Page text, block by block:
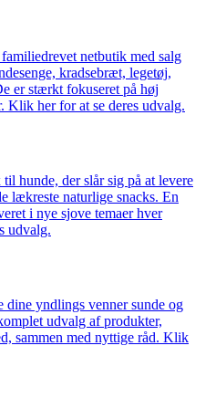
netbutik med salg
kradsebræt, legetøj,
er stærkt fokuseret på høj
Klik her for at se deres udvalg.
hunde, der slår sig på at levere
lækreste naturlige snacks. En
i nye sjove temaer hver
udvalg.
yndlings venner sunde og
udvalg af produkter,
sammen med nyttige råd. Klik